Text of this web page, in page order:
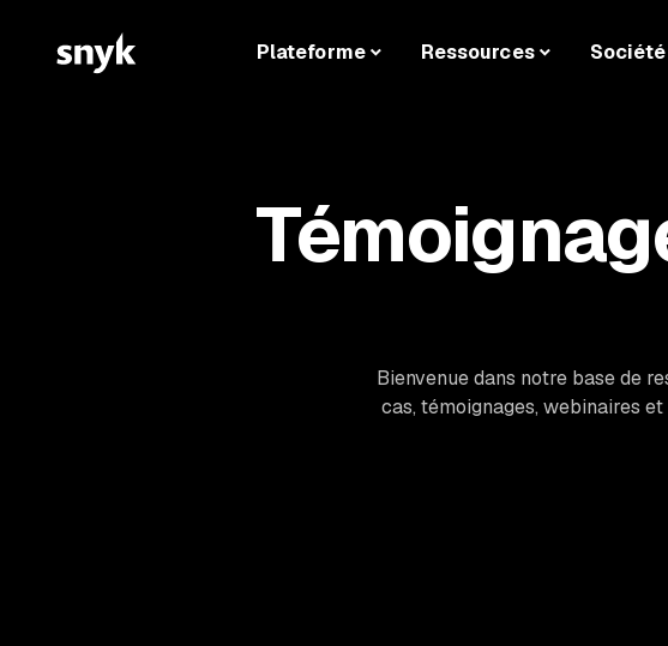
Plateforme Ressources Société
Bienvenue dans notre base de
cas, témoignages, webinaires